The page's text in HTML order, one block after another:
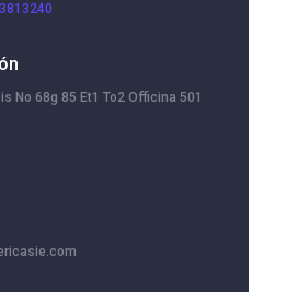
No 68g 85 Et1 To2 Officina 501